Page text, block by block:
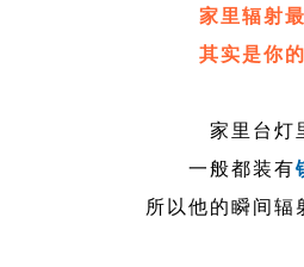
家里辐射
其实是你
家里台灯
一般都装有
所以他的瞬间辐